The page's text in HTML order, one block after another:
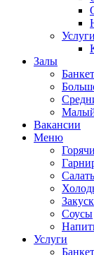
Услуги
Залы
Вакансии
Меню
Соусы
Услуги